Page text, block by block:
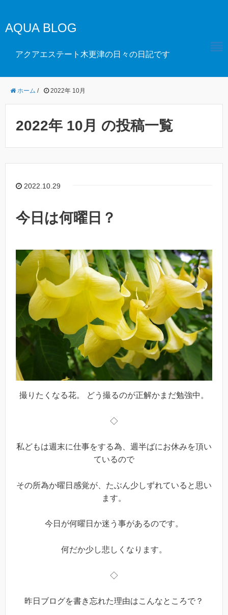
AQUA BLOG
アクアエステート木更津の日々の日記です
ホーム / 2022年 10月
2022年 10月 の投稿一覧
2022.10.29
今日は何曜日？
撮りたくなる花。 どう撮るのが正解かまだ勉強中。
◇
私どもは週末に仕事をする為、週半ばにお休みを頂い
ているので
その所為か曜日感覚が、たぶん少しずれていると思い
ます。
今日が何曜日か迷う事があるのです。
何だか少し悲しくなります。
◇
昨日ブログを書き忘れた理由はこんなところで？